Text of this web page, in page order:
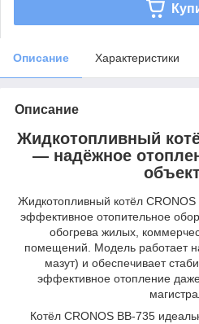
Описание Характеристики
Описание
Жидкотопливный
— надёжное
Жидкотопливный котёл
эффективное отопительное
обогрева жилых,
помещений. Модель работает
мазут) и обеспечивает
эффективное отопление даже
Котёл CRONOS BB-735